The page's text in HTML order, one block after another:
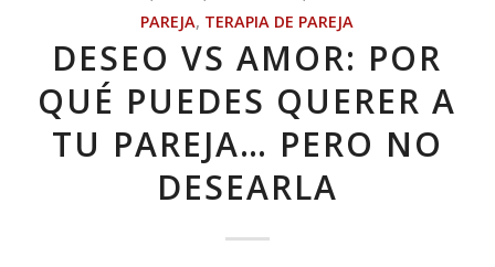
PAREJA, TERAPIA DE PAREJA
DESEO VS AMOR: POR
QUÉ PUEDES QUERER A
TU PAREJA… PERO NO
DESEARLA